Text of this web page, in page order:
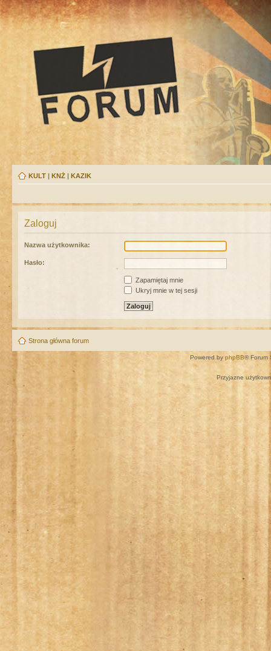
KULT | KNŻ | KAZIK
Zaloguj
Nazwa użytkownika:
Hasło:
Zapamiętaj mnie
Ukryj mnie w tej sesji
Strona główna forum
Powered by phpBB® Forum
Przyjazne